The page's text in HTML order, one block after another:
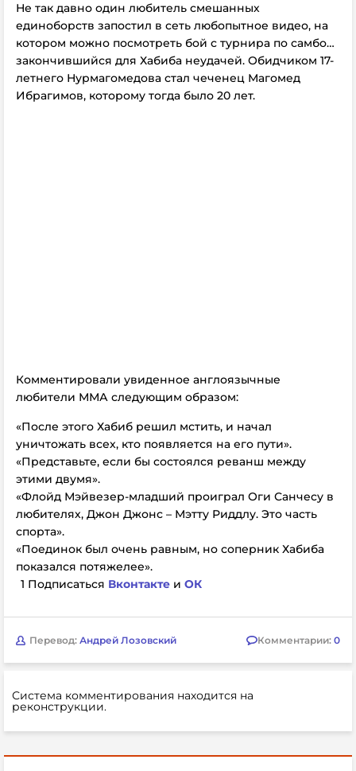
Не так давно один любитель смешанных
единоборств запостил в сеть любопытное видео, на
котором можно посмотреть бой с турнира по самбо…
закончившийся для Хабиба неудачей. Обидчиком 17-
летнего Нурмагомедова стал чеченец Магомед
Ибрагимов, которому тогда было 20 лет.
Комментировали увиденное англоязычные
любители ММА следующим образом:
«После этого Хабиб решил мстить, и начал
уничтожать всех, кто появляется на его пути».
«Представьте, если бы состоялся реванш между
этими двумя».
«Флойд Мэйвезер-младший проиграл Оги Санчесу в
любителях, Джон Джонс – Мэтту Риддлу. Это часть
спорта».
«Поединок был очень равным, но соперник Хабиба
показался потяжелее».
1 Подписаться Вконтакте иОК
Перевод: Андрей Лозовский Комментарии: 0
Система комментирования находится на
реконструкции.